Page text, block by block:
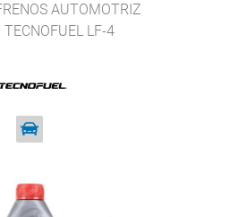
AUTOMOTRIZ
LF-4